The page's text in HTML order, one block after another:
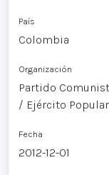
País
Colombia
Organización
Partido
/ Ejército
Fecha
2012-12-01